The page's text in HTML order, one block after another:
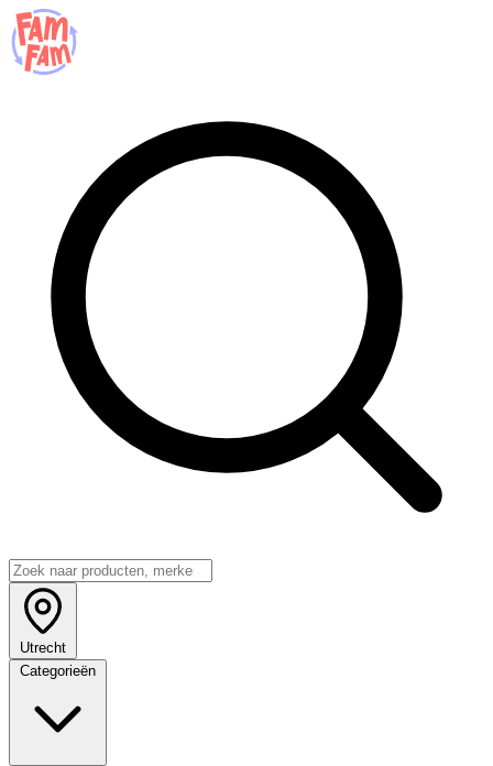
Utrecht
Categorieën